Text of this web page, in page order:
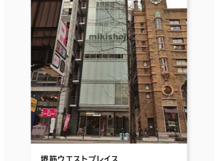
堺筋ウエストプレイス